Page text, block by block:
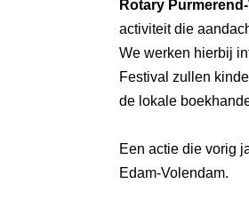
Rotary
activiteit die
We werken hierbij
Festival zullen
de lokale
Een actie die vorig
Edam-Volendam.